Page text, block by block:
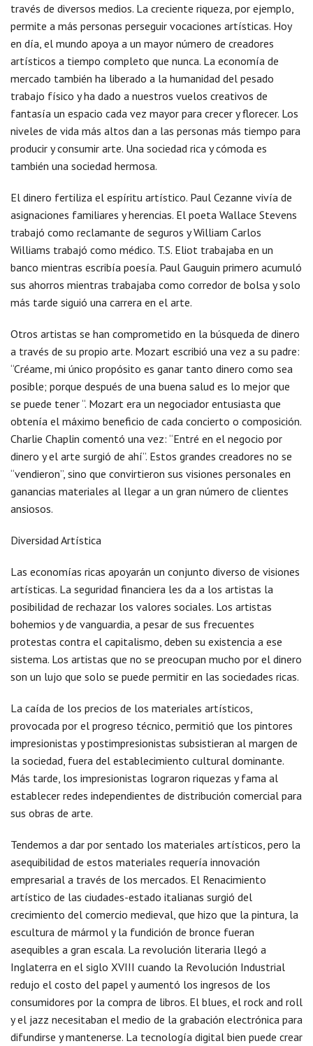
través de diversos medios. La creciente riqueza, por ejemplo,
permite a más personas perseguir vocaciones artísticas. Hoy
en día, el mundo apoya a un mayor número de creadores
artísticos a tiempo completo que nunca. La economía de
mercado también ha liberado a la humanidad del pesado
trabajo físico y ha dado a nuestros vuelos creativos de
fantasía un espacio cada vez mayor para crecer y florecer. Los
niveles de vida más altos dan a las personas más tiempo para
producir y consumir arte. Una sociedad rica y cómoda es
también una sociedad hermosa.
El dinero fertiliza el espíritu artístico. Paul Cezanne vivía de
asignaciones familiares y herencias. El poeta Wallace Stevens
trabajó como reclamante de seguros y William Carlos
Williams trabajó como médico. T.S. Eliot trabajaba en un
banco mientras escribía poesía. Paul Gauguin primero acumuló
sus ahorros mientras trabajaba como corredor de bolsa y solo
más tarde siguió una carrera en el arte.
Otros artistas se han comprometido en la búsqueda de dinero
a través de su propio arte. Mozart escribió una vez a su padre:
“Créame, mi único propósito es ganar tanto dinero como sea
posible; porque después de una buena salud es lo mejor que
se puede tener “. Mozart era un negociador entusiasta que
obtenía el máximo beneficio de cada concierto o composición.
Charlie Chaplin comentó una vez: “Entré en el negocio por
dinero y el arte surgió de ahí”. Estos grandes creadores no se
“vendieron”, sino que convirtieron sus visiones personales en
ganancias materiales al llegar a un gran número de clientes
ansiosos.
Diversidad Artística
Las economías ricas apoyarán un conjunto diverso de visiones
artísticas. La seguridad financiera les da a los artistas la
posibilidad de rechazar los valores sociales. Los artistas
bohemios y de vanguardia, a pesar de sus frecuentes
protestas contra el capitalismo, deben su existencia a ese
sistema. Los artistas que no se preocupan mucho por el dinero
son un lujo que solo se puede permitir en las sociedades ricas.
La caída de los precios de los materiales artísticos,
provocada por el progreso técnico, permitió que los pintores
impresionistas y postimpresionistas subsistieran al margen de
la sociedad, fuera del establecimiento cultural dominante.
Más tarde, los impresionistas lograron riquezas y fama al
establecer redes independientes de distribución comercial para
sus obras de arte.
Tendemos a dar por sentado los materiales artísticos, pero la
asequibilidad de estos materiales requería innovación
empresarial a través de los mercados. El Renacimiento
artístico de las ciudades-estado italianas surgió del
crecimiento del comercio medieval, que hizo que la pintura, la
escultura de mármol y la fundición de bronce fueran
asequibles a gran escala. La revolución literaria llegó a
Inglaterra en el siglo XVIII cuando la Revolución Industrial
redujo el costo del papel y aumentó los ingresos de los
consumidores por la compra de libros. El blues, el rock and roll
y el jazz necesitaban el medio de la grabación electrónica para
difundirse y mantenerse. La tecnología digital bien puede crear